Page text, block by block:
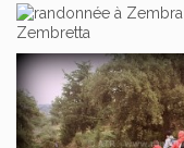
Zembretta